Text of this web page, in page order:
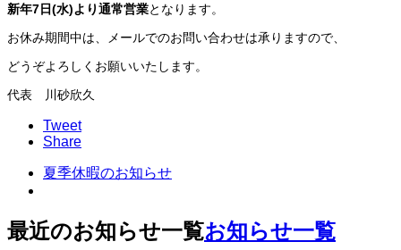
新年7日(水)より通常営業となります。
お休み期間中は、メールでのお問い合わせは承りますので、
どうぞよろしくお願いいたします。
代表 川砂欣久
Tweet
Share
夏季休暇のお知らせ
最近のお知らせ一覧お知らせ一覧